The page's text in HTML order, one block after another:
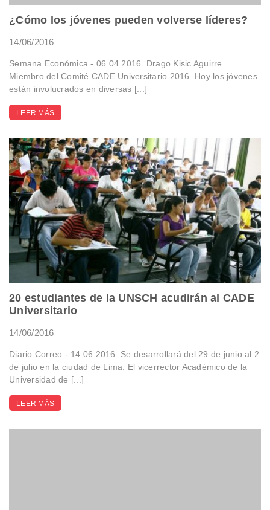
¿Cómo los jóvenes pueden volverse líderes?
14/06/2016
Semana Económica.- 06.04.2016. Drago Kisic Aguirre.
Miembro del Comité CADE Universitario 2016. Hoy los jóvenes
están involucrados en diversas [...]
LEER MÁS
20 estudiantes de la UNSCH acudirán al CADE
Universitario
14/06/2016
Diario Correo.- 14.06.2016. Se desarrollará del 29 de junio al 2
de julio en la ciudad de Lima. El vicerrector Académico de la
Universidad de [...]
LEER MÁS